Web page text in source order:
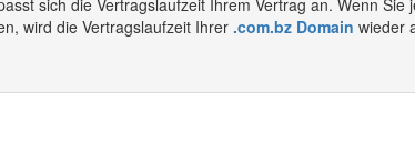
sich die Vertragslaufzeit Ihrem Vertrag an. Wenn Sie
wird die Vertragslaufzeit Ihrer .com.bz Domain wieder